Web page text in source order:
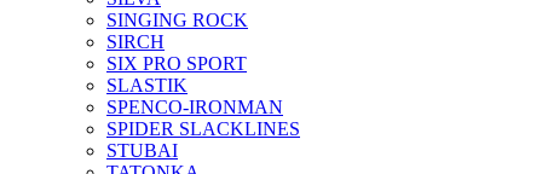
SINGING ROCK
SIRCH
SIX PRO SPORT
SLASTIK
SPENCO-IRONMAN
SPIDER SLACKLINES
STUBAI